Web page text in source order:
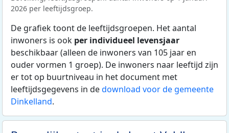
2026 per leeftijdsgroep.
De grafiek toont de leeftijdsgroepen. Het aantal
inwoners is ook per individueel levensjaar
beschikbaar (alleen de inwoners van 105 jaar en
ouder vormen 1 groep). De inwoners naar leeftijd zijn
er tot op buurtniveau in het document met
leeftijdsgegevens in dedownload voor de gemeente
Dinkelland.